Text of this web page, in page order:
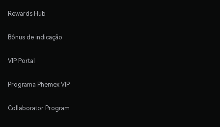
Rewards Hub
Bônus de indicação
VIP Portal
Programa Phemex VIP
Collaborator Program